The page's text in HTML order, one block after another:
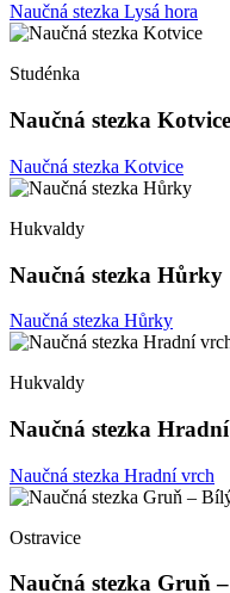
Naučná stezka Lysá hora
Studénka
Naučná stezka Kotvice
Naučná stezka Kotvice
Hukvaldy
Naučná stezka Hůrky
Naučná stezka Hůrky
Hukvaldy
Naučná stezka
Naučná stezka Hradní vrch
Ostravice
Naučná stezka Gruň